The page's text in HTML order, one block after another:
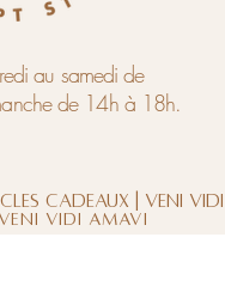
au samedi de
de 14h à 18h.
cadeaux | Veni
Vidi Amavi